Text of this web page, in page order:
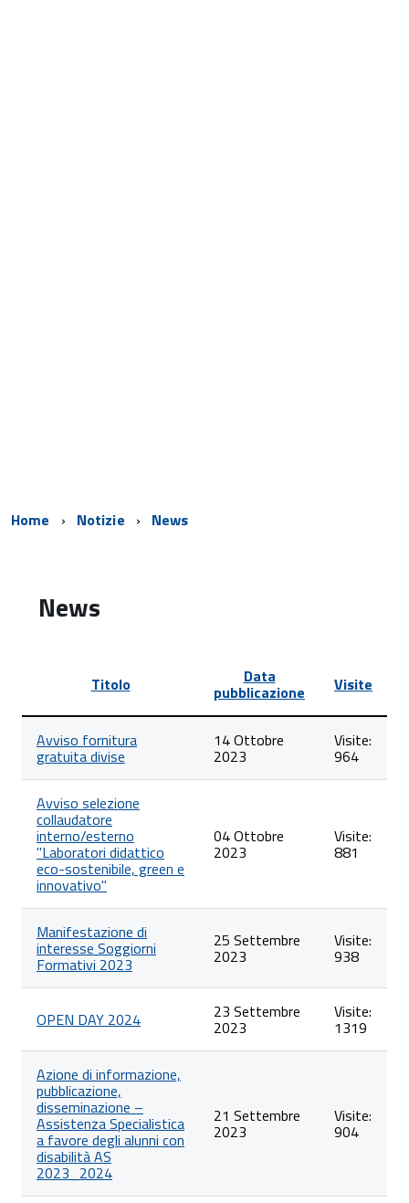
Home Notizie News
News
degli
articoli
nella
News
Titolo Data
pubblicazione Visite
Avviso fornitura
gratuita divise
14 Ottobre
2023
Visite:
964
Avviso selezione
collaudatore
interno/esterno
"Laboratori didattico
eco-sostenibile, green e
innovativo"
04 Ottobre
2023
Visite:
881
Manifestazione di
interesse Soggiorni
Formativi 2023
25 Settembre
2023
Visite:
938
OPEN DAY 2024 23 Settembre
2023
Visite:
1319
Azione di informazione,
pubblicazione,
disseminazione –
Assistenza Specialistica
a favore degli alunni con
disabilità AS
2023_2024
21 Settembre
2023
Visite:
904